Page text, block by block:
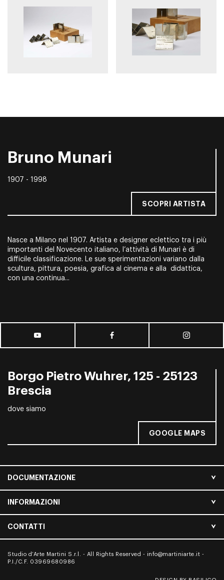
Bruno Munari
1907 - 1998
SCOPRI ARTISTA
Nasce a Milano nel 1907. Artista e designer eclettico tra i più
importanti del Novecento italiano, l’attività di Munari è di
difficile classificazione. Le sue sperimentazioni variano dalla
scultura, pittura, poesia, grafica al cinema e alla didattica,
con una continua...
Borgo Pietro Wuhrer, 125 - 25123
Brescia
dove siamo
GOOGLE MAPS
DOCUMENTAZIONE
INFORMAZIONI
CONTATTI
Studio d’Arte Martini S.r.l. - All Rights Reserved - info@martiniarte.it -
P.I./C.F. 03969680986